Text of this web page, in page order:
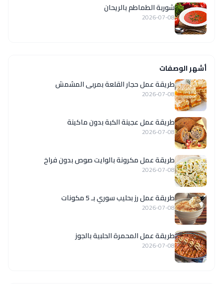
شوربة الطماطم بالريحان
2026-07-08
أشهر الوصفات
طريقة عمل حجار القلعة بمربى المشمش
2026-07-08
طريقة عمل عجينة الكبة بدون ماكينة
2026-07-08
طريقة عمل مكرونة بالوايت صوص بدون فراخ
2026-07-08
طريقة عمل رز بحليب سوري بـ 5 مكونات
2026-07-08
طريقة عمل المحمرة الحلبية بالجوز
2026-07-08